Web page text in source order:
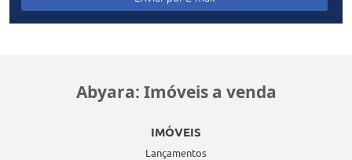
Abyara: Imóveis a venda
IMÓVEIS
Lançamentos